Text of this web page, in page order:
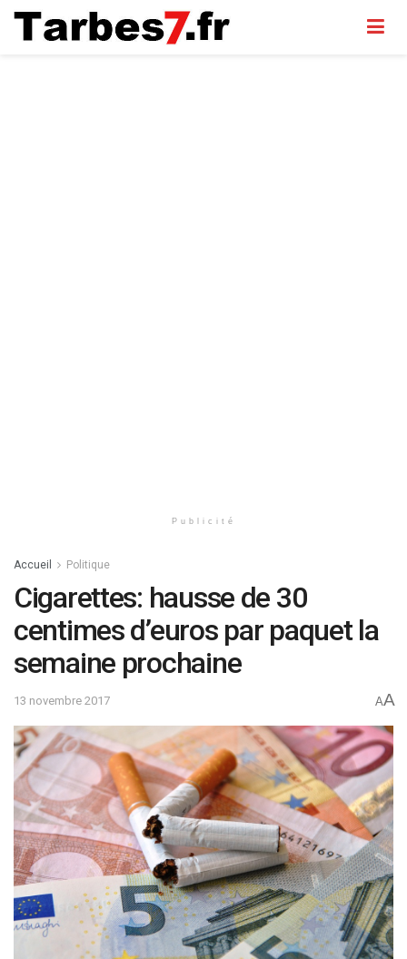
Publicité
Accueil Politique
Cigarettes: hausse de 30
centimes d’euros par paquet la
semaine prochaine
13 novembre 2017 AA